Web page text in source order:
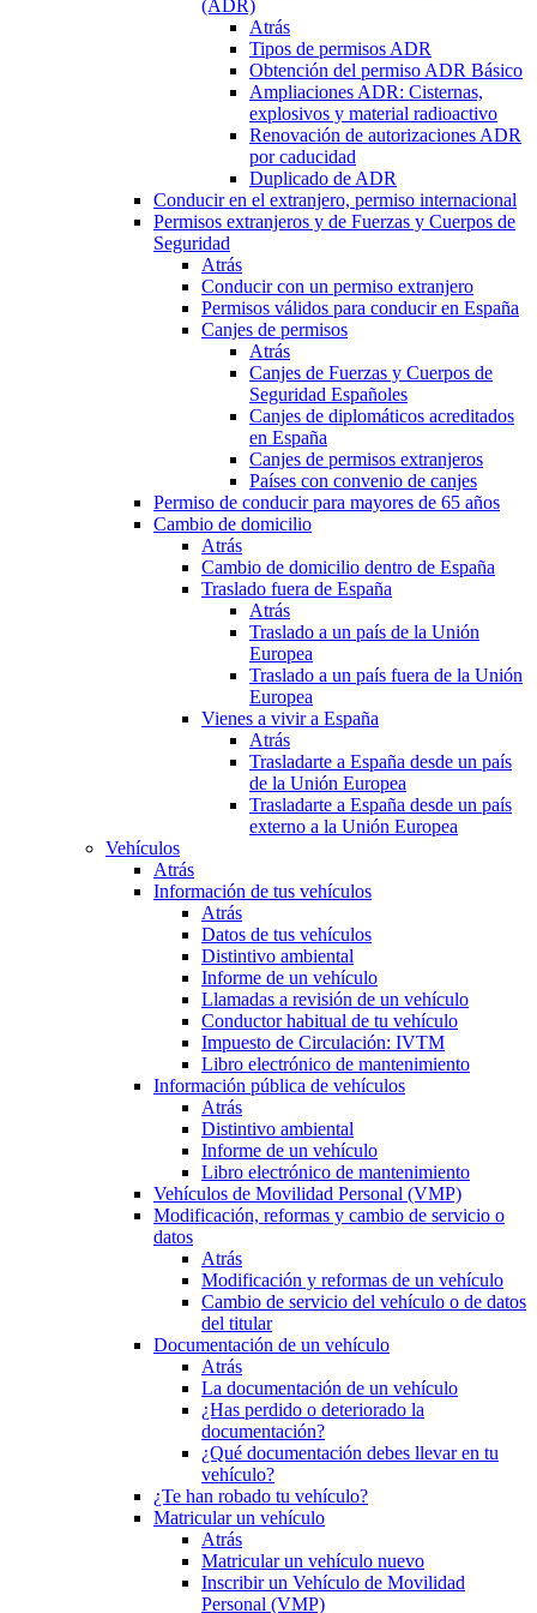
(ADR)
Atrás
Tipos de permisos ADR
Obtención del permiso ADR Básico
Ampliaciones ADR: Cisternas,
explosivos y material radioactivo
Renovación de autorizaciones ADR
por caducidad
Duplicado de ADR
Conducir en el extranjero, permiso internacional
Permisos extranjeros y de Fuerzas y Cuerpos de
Seguridad
Atrás
Conducir con un permiso extranjero
Permisos válidos para conducir en España
Canjes de permisos
Atrás
Canjes de Fuerzas y Cuerpos de
Seguridad Españoles
Canjes de diplomáticos acreditados
en España
Canjes de permisos extranjeros
Países con convenio de canjes
Permiso de conducir para mayores de 65 años
Cambio de domicilio
Atrás
Cambio de domicilio dentro de España
Traslado fuera de España
Atrás
Traslado a un país de la Unión
Europea
Traslado a un país fuera de la Unión
Europea
Vienes a vivir a España
Atrás
Trasladarte a España desde un país
de la Unión Europea
Trasladarte a España desde un país
externo a la Unión Europea
Vehículos
Atrás
Información de tus vehículos
Atrás
Datos de tus vehículos
Distintivo ambiental
Informe de un vehículo
Llamadas a revisión de un vehículo
Conductor habitual de tu vehículo
Impuesto de Circulación: IVTM
Libro electrónico de mantenimiento
Información pública de vehículos
Atrás
Distintivo ambiental
Informe de un vehículo
Libro electrónico de mantenimiento
Vehículos de Movilidad Personal (VMP)
Modificación, reformas y cambio de servicio o
datos
Atrás
Modificación y reformas de un vehículo
Cambio de servicio del vehículo o de datos
del titular
Documentación de un vehículo
Atrás
La documentación de un vehículo
¿Has perdido o deteriorado la
documentación?
¿Qué documentación debes llevar en tu
vehículo?
¿Te han robado tu vehículo?
Matricular un vehículo
Atrás
Matricular un vehículo nuevo
Inscribir un Vehículo de Movilidad
Personal (VMP)